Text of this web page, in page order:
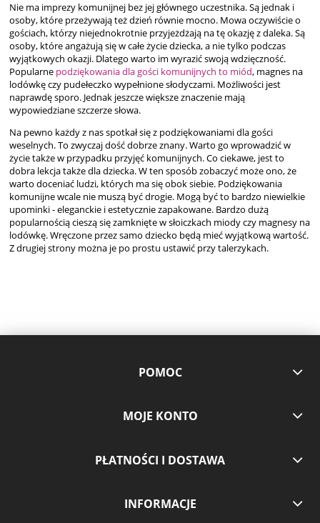
Nie ma imprezy komunijnej bez jej głównego uczestnika. Są jednak i
osoby, które przeżywają też dzień równie mocno. Mowa oczywiście o
gościach, którzy niejednokrotnie przyjeżdżają na tę okazję z daleka. Są
osoby, które angażują się w całe życie dziecka, a nie tylko podczas
wyjątkowych okazji. Dlatego warto im wyrazić swoją wdzięczność.
Popularne podziękowania dla gości komunijnych to miód, magnes na
lodówkę czy pudełeczko wypełnione słodyczami. Możliwości jest
naprawdę sporo. Jednak jeszcze większe znaczenie mają
wypowiedziane szczerze słowa.
Na pewno każdy z nas spotkał się z podziękowaniami dla gości
weselnych. To zwyczaj dość dobrze znany. Warto go wprowadzić w
życie także w przypadku przyjęć komunijnych. Co ciekawe, jest to
dobra lekcja także dla dziecka. W ten sposób zobaczyć może ono, że
warto doceniać ludzi, których ma się obok siebie. Podziękowania
komunijne wcale nie muszą być drogie. Mogą być to bardzo niewielkie
upominki - eleganckie i estetycznie zapakowane. Bardzo dużą
popularnością cieszą się zamknięte w słoiczkach miody czy magnesy na
lodówkę. Wręczone przez samo dziecko będą mieć wyjątkową wartość.
Z drugiej strony można je po prostu ustawić przy talerzykach.
POMOC
MOJE KONTO
PŁATNOŚCI I DOSTAWA
INFORMACJE